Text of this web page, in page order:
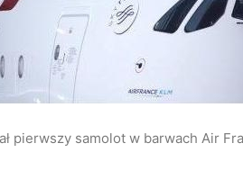
pierwszy samolot w barwach Air